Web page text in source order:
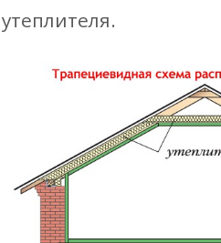
утеплителя.